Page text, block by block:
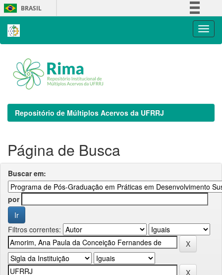
Skip
navigation
BRASIL
Repositório de Múltiplos Acervos da UFRRJ
Página de Busca
Buscar em:
por
Filtros correntes: